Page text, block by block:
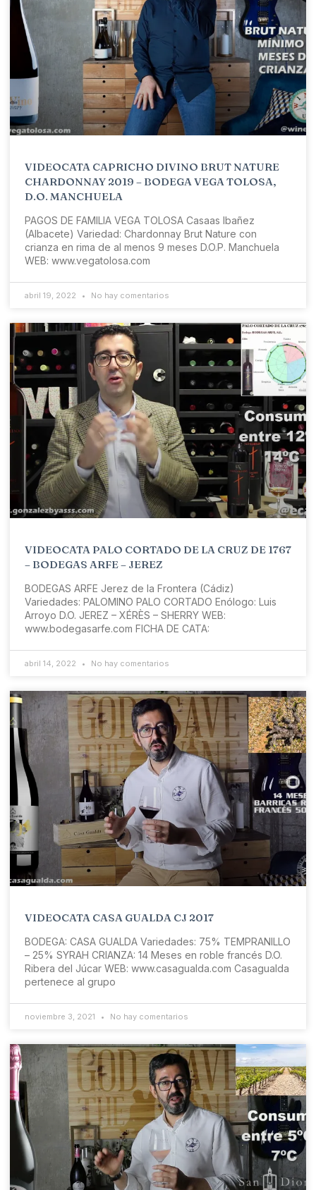
VIDEOCATA CAPRICHO DIVINO BRUT NATURE
CHARDONNAY 2019 – BODEGA VEGA TOLOSA,
D.O. MANCHUELA
PAGOS DE FAMILIA VEGA TOLOSA Casaas Ibañez
(Albacete) Variedad: Chardonnay Brut Nature con
crianza en rima de al menos 9 meses D.O.P. Manchuela
WEB: www.vegatolosa.com
abril 19, 2022 No hay comentarios
VIDEOCATA PALO CORTADO DE LA CRUZ DE 1767
– BODEGAS ARFE – JEREZ
BODEGAS ARFE Jerez de la Frontera (Cádiz)
Variedades: PALOMINO PALO CORTADO Enólogo: Luis
Arroyo D.O. JEREZ – XÉRÈS – SHERRY WEB:
www.bodegasarfe.com FICHA DE CATA:
abril 14, 2022 No hay comentarios
VIDEOCATA CASA GUALDA CJ 2017
BODEGA: CASA GUALDA Variedades: 75% TEMPRANILLO
– 25% SYRAH CRIANZA: 14 Meses en roble francés D.O.
Ribera del Júcar WEB: www.casagualda.com Casagualda
pertenece al grupo
noviembre 3, 2021 No hay comentarios